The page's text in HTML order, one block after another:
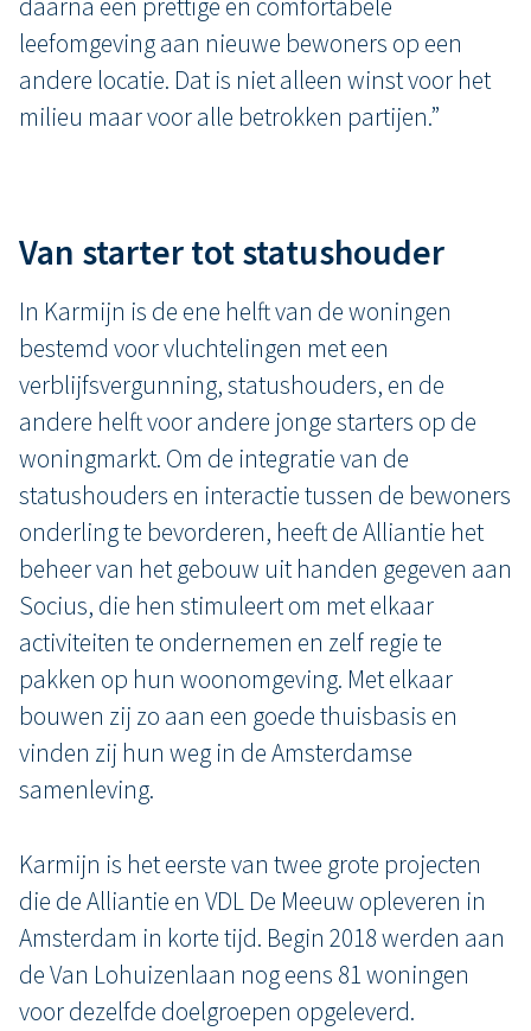
daarna een prettige en comfortabele
leefomgeving aan nieuwe bewoners op een
andere locatie. Dat is niet alleen winst voor het
milieu maar voor alle betrokken partijen.”
Van starter tot statushouder
In Karmijn is de ene helft van de woningen
bestemd voor vluchtelingen met een
verblijfsvergunning, statushouders, en de
andere helft voor andere jonge starters op de
woningmarkt. Om de integratie van de
statushouders en interactie tussen de bewoners
onderling te bevorderen, heeft de Alliantie het
beheer van het gebouw uit handen gegeven aan
Socius, die hen stimuleert om met elkaar
activiteiten te ondernemen en zelf regie te
pakken op hun woonomgeving. Met elkaar
bouwen zij zo aan een goede thuisbasis en
vinden zij hun weg in de Amsterdamse
samenleving.
Karmijn is het eerste van twee grote projecten
die de Alliantie en VDL De Meeuw opleveren in
Amsterdam in korte tijd. Begin 2018 werden aan
de Van Lohuizenlaan nog eens 81 woningen
voor dezelfde doelgroepen opgeleverd.